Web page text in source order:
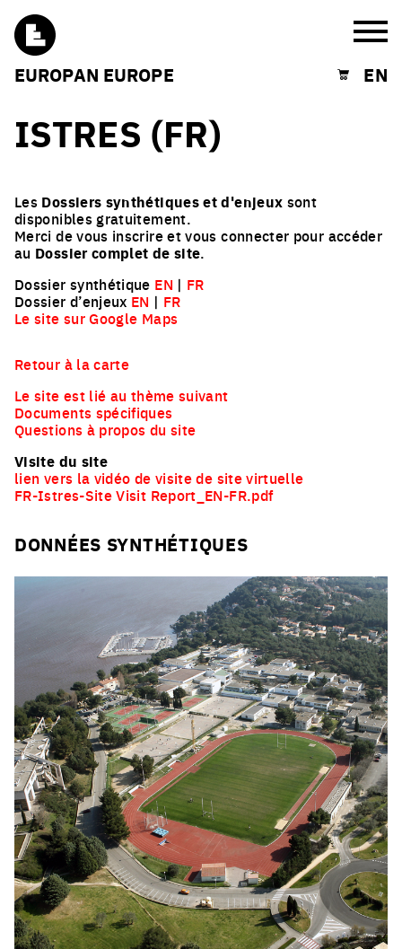
EUROPAN EUROPE Shopping cart
EN
ISTRES (FR)
Les Dossiers synthétiques et d'enjeux sont
disponibles gratuitement.
Merci de vous inscrire et vous connecter pour accéder
au Dossier complet de site.
Dossier synthétique EN | FR
Dossier d’enjeux EN | FR
Le site sur Google Maps
Retour à la carte
Le site est lié au thème suivant
Documents spécifiques
Questions à propos du site
Visite du site
lien vers la vidéo de visite de site virtuelle
FR-Istres-Site Visit Report_EN-FR.pdf
DONNÉES SYNTHÉTIQUES